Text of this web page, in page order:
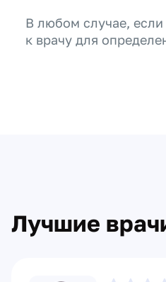
В любом случае, если
к врачу для
Лучшие